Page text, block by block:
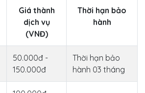
Giá thành
dịch vụ
(VNĐ)
Thời hạn bảo
hành
50.000đ -
150.000đ
Thời hạn bảo
hành 03 tháng